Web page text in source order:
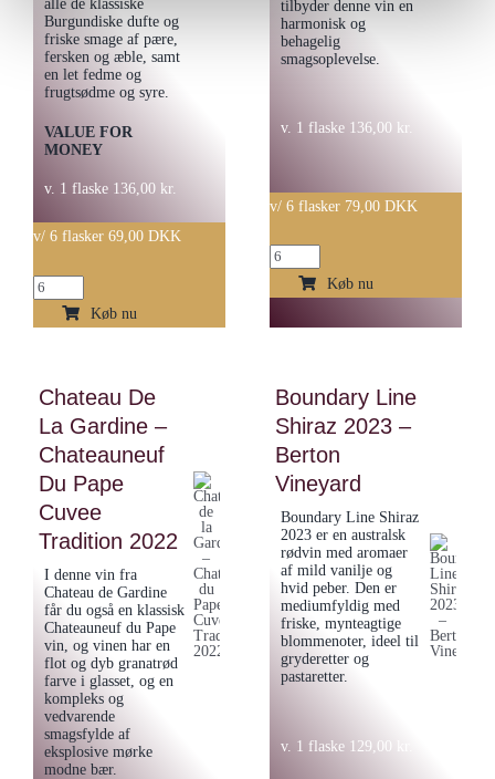
alle de klassiske
Burgundiske dufte og
friske smage af pære,
fersken og æble, samt
en let fedme og
frugtsødme og syre.
VALUE FOR
MONEY
v. 1 flaske 136,00 kr.
v/ 6 flasker 69,00 DKK
Langenwalter
trocken
vom
Löss
2023
antal
Køb nu
tilbyder denne vin en
harmonisk og
behagelig
smagsoplevelse.
v. 1 flaske 136,00 kr.
v/ 6 flasker 79,00 DKK
Langenwalter
antal
Køb nu
Chateau De
La Gardine –
Chateauneuf
Du Pape
Cuvee
Tradition 2022
I denne vin fra
Chateau de Gardine
får du også en klassisk
Chateauneuf du Pape
vin, og vinen har en
flot og dyb granatrød
farve i glasset, og en
kompleks og
vedvarende
smagsfylde af
eksplosive mørke
modne bær.
Boundary Line
Shiraz 2023 –
Berton
Vineyard
Boundary Line Shiraz
2023 er en australsk
rødvin med aromaer
af mild vanilje og
hvid peber. Den er
mediumfyldig med
friske, mynteagtige
blommenoter, ideel til
gryderetter og
pastaretter.
v. 1 flaske 129,00